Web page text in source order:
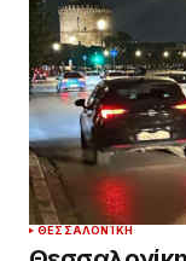
ΘΕΣΣΑΛΟΝΊΚΗ